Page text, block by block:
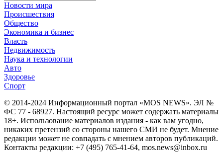
Новости мира
Происшествия
Общество
Экономика и бизнес
Власть
Недвижимость
Наука и технологии
Авто
Здоровье
Спорт
© 2014-2024 Информационный портал «MOS NEWS». ЭЛ №
ФС 77 - 68927. Настоящий ресурс может содержать материалы
18+. Использование материалов издания - как вам угодно,
никаких претензий со стороны нашего СМИ не будет. Мнение
редакции может не совпадать с мнением авторов публикаций.
Контакты редакции: +7 (495) 765-41-64, mos.news@inbox.ru